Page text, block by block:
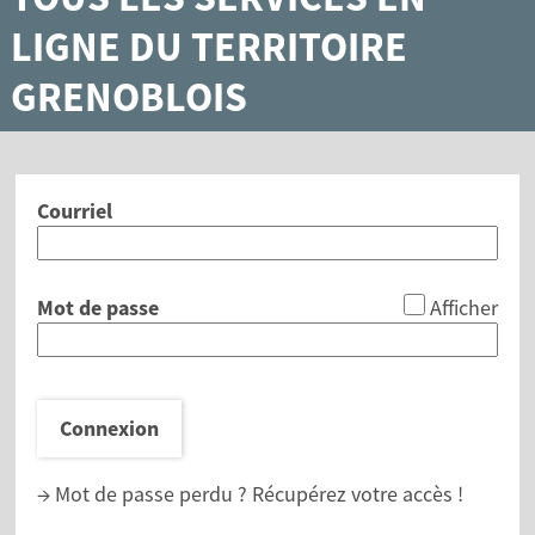
LIGNE DU TERRITOIRE
GRENOBLOIS
Courriel
Mot de passe Afficher
Connexion
→ Mot de passe perdu ? Récupérez votre accès !